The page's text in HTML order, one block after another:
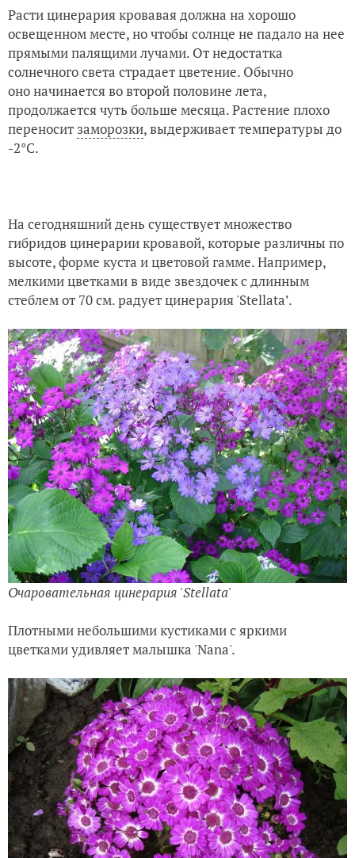
Расти цинерария кровавая должна на хорошо
освещенном месте, но чтобы солнце не падало на нее
прямыми палящими лучами. От недостатка
солнечного света страдает цветение. Обычно
оно начинается во второй половине лета,
продолжается чуть больше месяца. Растение плохо
переносит заморозки, выдерживает температуры до
-2°С.
На сегодняшний день существует множество
гибридов цинерарии кровавой, которые различны по
высоте, форме куста и цветовой гамме. Например,
мелкими цветками в виде звездочек с длинным
стеблем от 70 см. радует цинерария 'Stellata'.
Очаровательная цинерария 'Stellata'
Плотными небольшими кустиками с яркими
цветками удивляет малышка 'Nana'.